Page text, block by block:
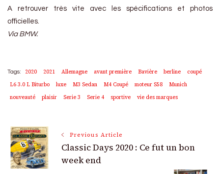
A retrouver très vite avec les spécifications et photos
officielles.
Via BMW.
Tags: 2020 2021 Allemagne avant première Bavière berline
coupé
L6 3.0 L Biturbo
luxe M3 Sedan M4 Coupé moteur S58
Munich
nouveauté
plaisir Serie 3 Serie 4 sportive vie des marques
Post
Navigation
Previous Article
Classic Days 2020 : Ce fut un bon
week end